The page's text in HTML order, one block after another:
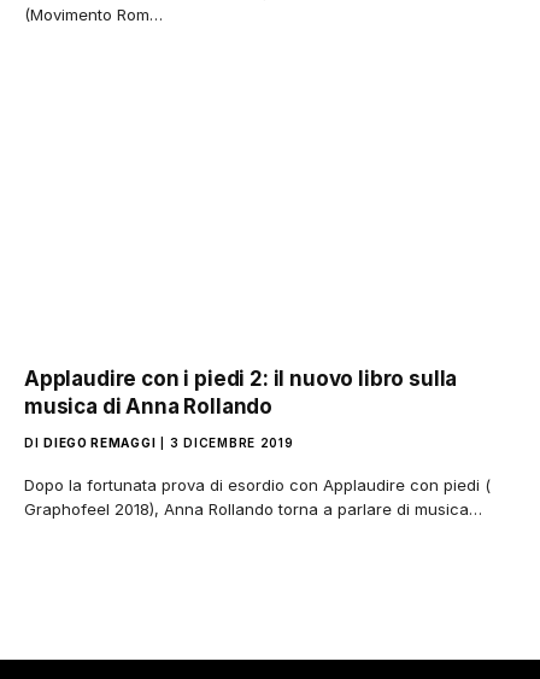
(Movimento Rom…
Applaudire con i piedi 2: il nuovo libro sulla
musica di Anna Rollando
DI DIEGO REMAGGI 3 DICEMBRE 2019
Dopo la fortunata prova di esordio con Applaudire con piedi (
Graphofeel 2018), Anna Rollando torna a parlare di musica…